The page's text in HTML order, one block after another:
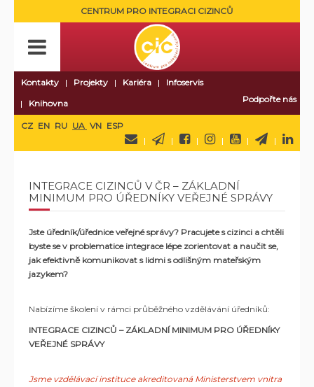
CENTRUM PRO INTEGRACI CIZINCŮ
Kontakty Projekty Kariéra
Infoservis
Knihovna
Podpořte nás
CZ EN RU UA VN ESP
INTEGRACE CIZINCŮ V ČR – ZÁKLADNÍ
MINIMUM PRO ÚŘEDNÍKY VEŘEJNÉ SPRÁVY
Jste úředník/úřednice veřejné správy? Pracujete s cizinci a chtěli
byste se v problematice integrace lépe zorientovat a naučit se,
jak efektivně komunikovat s lidmi s odlišným mateřským
jazykem?
Nabízíme školení v rámci průběžného vzdělávání úředníků:
INTEGRACE CIZINCŮ – ZÁKLADNÍ MINIMUM PRO ÚŘEDNÍKY
VEŘEJNÉ SPRÁVY
Jsme vzdělávací instituce akreditovaná Ministerstvem vnitra